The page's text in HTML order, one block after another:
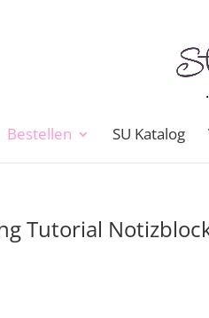
Bestellen SU Katalog
Tutorial